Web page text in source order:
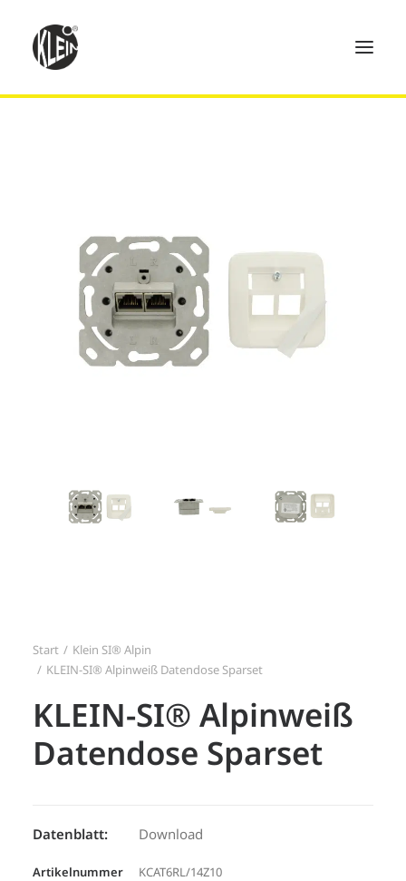
Technik
Händler
Über uns
Kontakt
Start
Klein SI® Alpin
KLEIN-SI® Alpinweiß Datendose Sparset
KLEIN-SI® Alpinweiß
Datendose Sparset
Datenblatt: Download
Artikelnummer
KCAT6RL/14Z10